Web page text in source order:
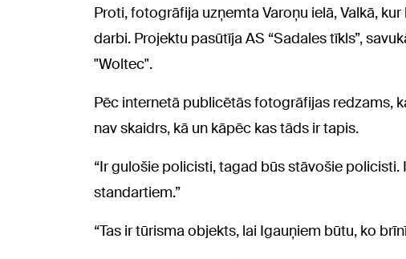
Proti, fotogrāfija uzņemta Varoņu ielā, Valkā,
darbi. Projektu pasūtīja AS “Sadales tīkls”,
"Woltec".
Pēc internetā publicētās fotogrāfijas redzams,
nav skaidrs, kā un kāpēc kas tāds ir tapis.
“Ir gulošie policisti, tagad būs stāvošie
standartiem.”
“Tas ir tūrisma objekts, lai Igauņiem būtu, ko